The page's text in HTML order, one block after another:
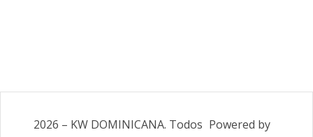
2026 – KW DOMINICANA. Todos Powered by